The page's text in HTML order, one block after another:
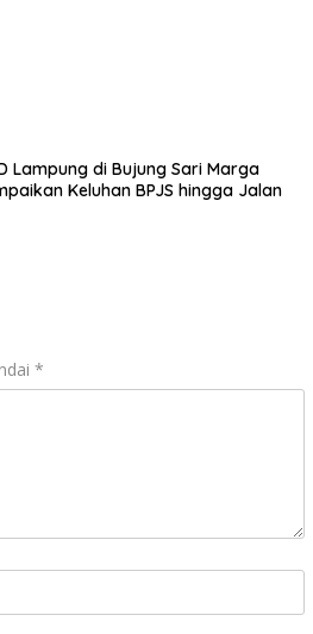
Lampung di Bujung Sari Marga
Keluhan BPJS hingga Jalan
*